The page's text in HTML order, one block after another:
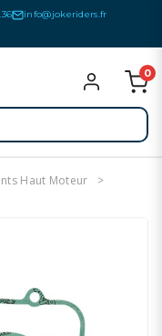
info@jokeriders.fr
0
Haut Moteur